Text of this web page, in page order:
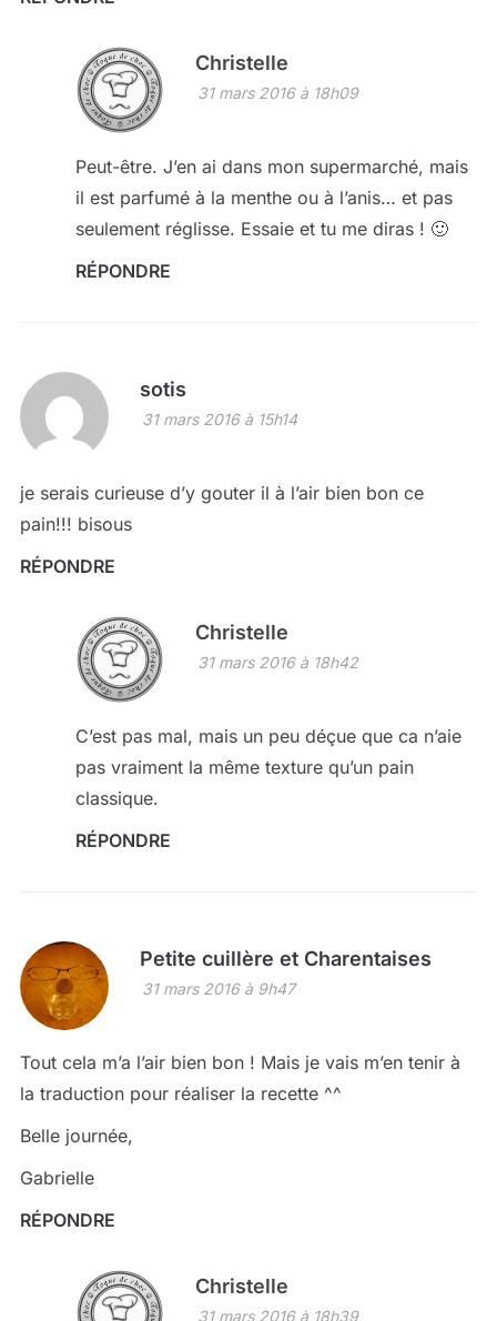
Christelle
31 mars 2016 à 18h09
Peut-être. J’en ai dans mon supermarché, mais
il est parfumé à la menthe ou à l’anis… et pas
seulement réglisse. Essaie et tu me diras ! 🙂
RÉPONDRE
sotis
31 mars 2016 à 15h14
je serais curieuse d’y gouter il à l’air bien bon ce
pain!!! bisous
RÉPONDRE
Christelle
31 mars 2016 à 18h42
C’est pas mal, mais un peu déçue que ca n’aie
pas vraiment la même texture qu’un pain
classique.
RÉPONDRE
Petite cuillère et Charentaises
31 mars 2016 à 9h47
Tout cela m’a l’air bien bon ! Mais je vais m’en tenir à
la traduction pour réaliser la recette ^^
Belle journée,
Gabrielle
RÉPONDRE
Christelle
31 mars 2016 à 18h39